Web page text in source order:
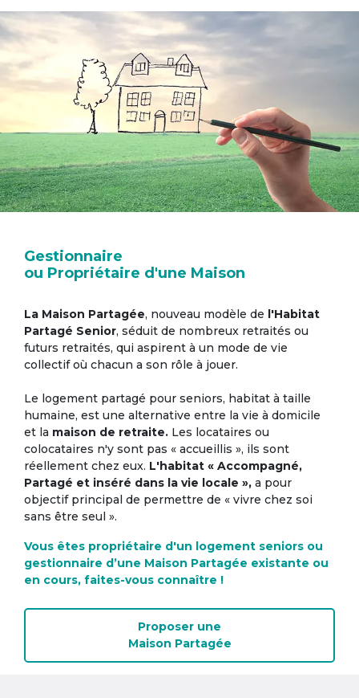
Gestionnaire
ou Propriétaire d'une Maison
La Maison Partagée, nouveau modèle de l'Habitat
Partagé Senior, séduit de nombreux retraités ou
futurs retraités, qui aspirent à un mode de vie
collectif où chacun a son rôle à jouer.
Le logement partagé pour seniors, habitat à taille
humaine, est une alternative entre la vie à domicile
et la maison de retraite. Les locataires ou
colocataires n'y sont pas « accueillis », ils sont
réellement chez eux. L'habitat « Accompagné,
Partagé et inséré dans la vie locale », a pour
objectif principal de permettre de « vivre chez soi
sans être seul ».
Vous êtes propriétaire d'un logement seniors ou
gestionnaire d’une Maison Partagée existante ou
en cours, faites-vous connaître !
Proposer une
Maison Partagée